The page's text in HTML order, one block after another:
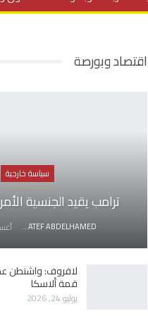
اقتصاد وبورصة
سياسة خارجية
ترامب يقيد الجنسية
AWATEF ABDELHAMED
لافروف: واشنطن
قمة ألاسكا
يوليو 24, 2026